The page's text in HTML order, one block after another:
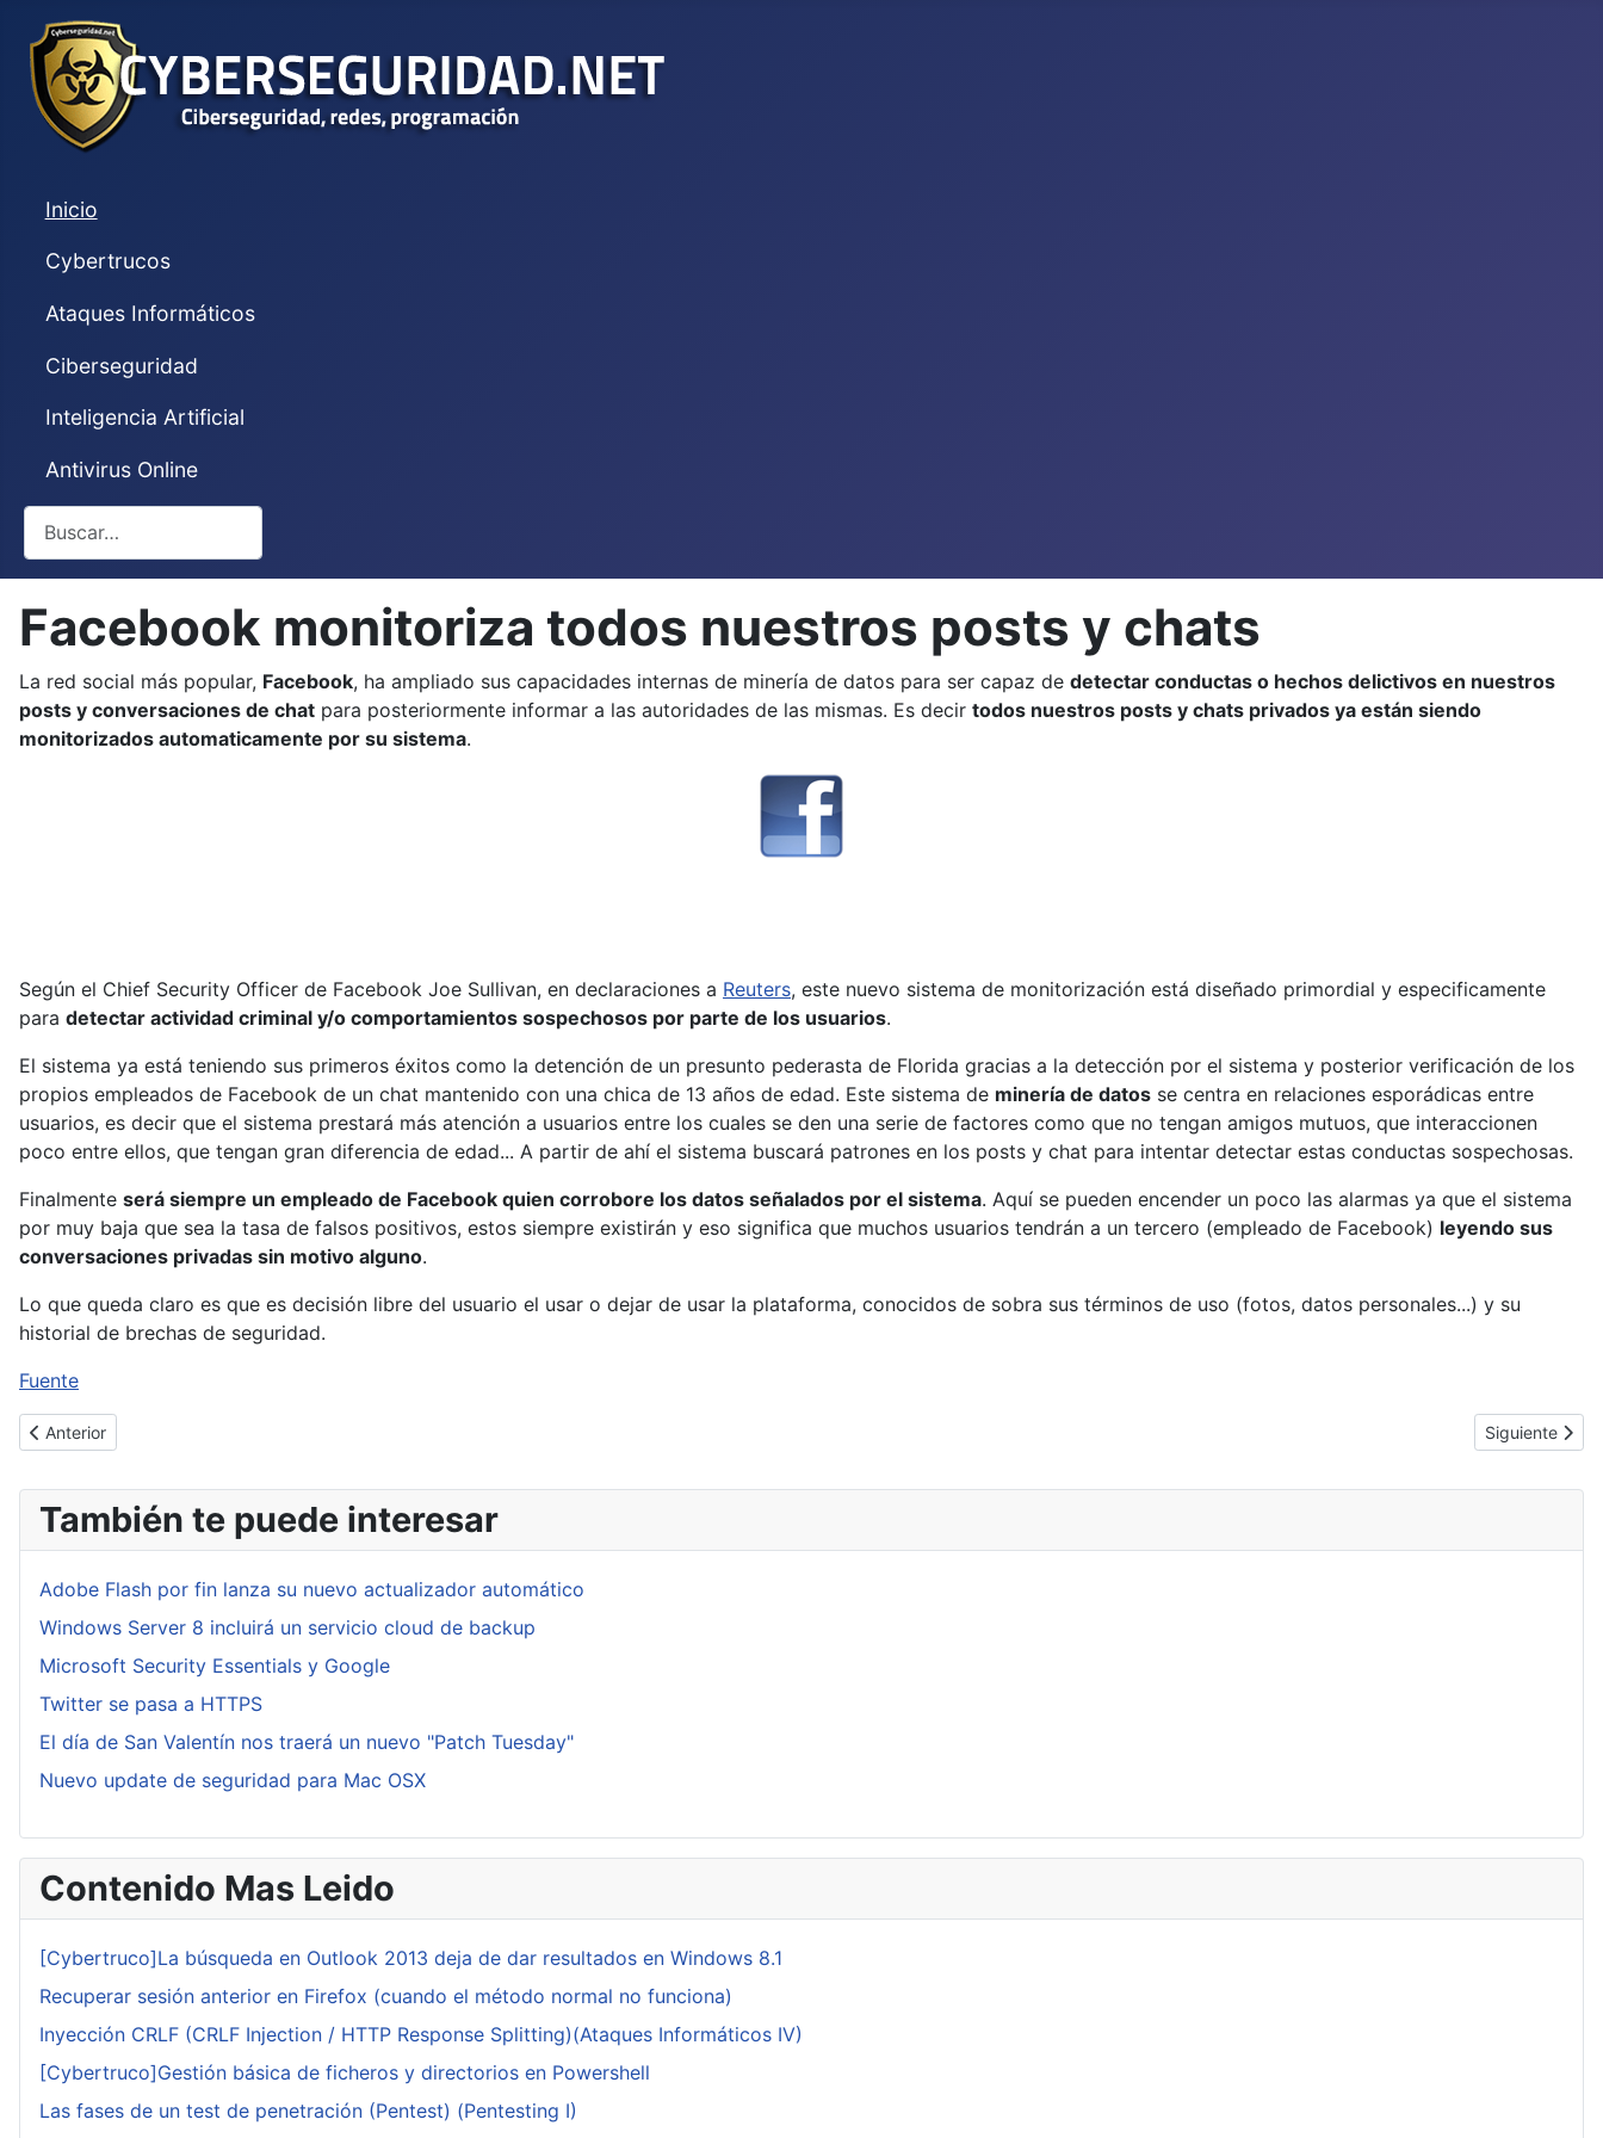
Inicio
Cybertrucos
Ataques Informáticos
Ciberseguridad
Inteligencia Artificial
Antivirus Online
Buscar
Facebook monitoriza todos nuestros posts y chats
La red social más popular, Facebook, ha ampliado sus capacidades internas de minería de datos para ser capaz de detectar conductas o hechos delictivos en nuestros
posts y conversaciones de chat para posteriormente informar a las autoridades de las mismas. Es decir todos nuestros posts y chats privados ya están siendo
monitorizados automaticamente por su sistema.
Según el Chief Security Officer de Facebook Joe Sullivan, en declaraciones a Reuters, este nuevo sistema de monitorización está diseñado primordial y especificamente
para detectar actividad criminal y/o comportamientos sospechosos por parte de los usuarios.
El sistema ya está teniendo sus primeros éxitos como la detención de un presunto pederasta de Florida gracias a la detección por el sistema y posterior verificación de los
propios empleados de Facebook de un chat mantenido con una chica de 13 años de edad. Este sistema de minería de datos se centra en relaciones esporádicas entre
usuarios, es decir que el sistema prestará más atención a usuarios entre los cuales se den una serie de factores como que no tengan amigos mutuos, que interaccionen
poco entre ellos, que tengan gran diferencia de edad... A partir de ahí el sistema buscará patrones en los posts y chat para intentar detectar estas conductas sospechosas.
Finalmente será siempre un empleado de Facebook quien corrobore los datos señalados por el sistema. Aquí se pueden encender un poco las alarmas ya que el sistema
por muy baja que sea la tasa de falsos positivos, estos siempre existirán y eso significa que muchos usuarios tendrán a un tercero (empleado de Facebook) leyendo sus
conversaciones privadas sin motivo alguno.
Lo que queda claro es que es decisión libre del usuario el usar o dejar de usar la plataforma, conocidos de sobra sus términos de uso (fotos, datos personales...) y su
historial de brechas de seguridad.
Fuente
Artículo anterior: Importante actualización para Oracle
Anterior Artículo
Siguiente
También te puede interesar
Adobe Flash por fin lanza su nuevo actualizador automático
Windows Server 8 incluirá un servicio cloud de backup
Microsoft Security Essentials y Google
Twitter se pasa a HTTPS
El día de San Valentín nos traerá un nuevo "Patch Tuesday"
Nuevo update de seguridad para Mac OSX
Contenido Mas Leido
[Cybertruco]La búsqueda en Outlook 2013 deja de dar resultados en Windows 8.1
Recuperar sesión anterior en Firefox (cuando el método normal no funciona)
Inyección CRLF (CRLF Injection / HTTP Response Splitting)(Ataques Informáticos IV)
[Cybertruco]Gestión básica de ficheros y directorios en Powershell
Las fases de un test de penetración (Pentest) (Pentesting I)